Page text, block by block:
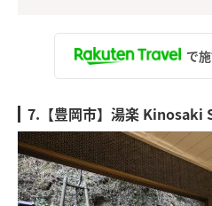
で
7.【豊岡市】湯楽 Kinosaki